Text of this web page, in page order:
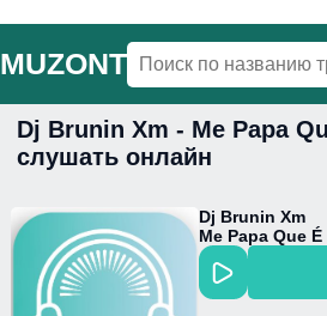
MUZONT
Главная Новинки
Dj Brunin Xm - Me Papa
слушать онлайн
Dj Brunin Xm
Me Papa Que